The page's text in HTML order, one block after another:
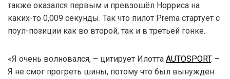
также оказался первым и превзошёл Норриса на
каких-то 0,009 секунды. Так что пилот Prema стартует с
поул-позиции как во второй, так и в третьей гонке.
«Я очень волновался, – цитирует Илотта AUTOSPORT. –
Я не смог прогреть шины, потому что был вынужден